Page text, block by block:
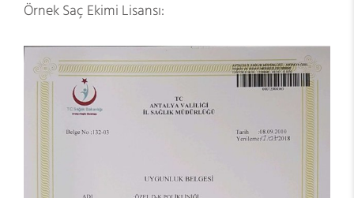
Örnek Saç Ekimi Lisansı: